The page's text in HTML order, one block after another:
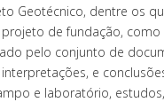
Geotécnico, dentre os
de fundação, como
pelo conjunto de
e
e laboratório,